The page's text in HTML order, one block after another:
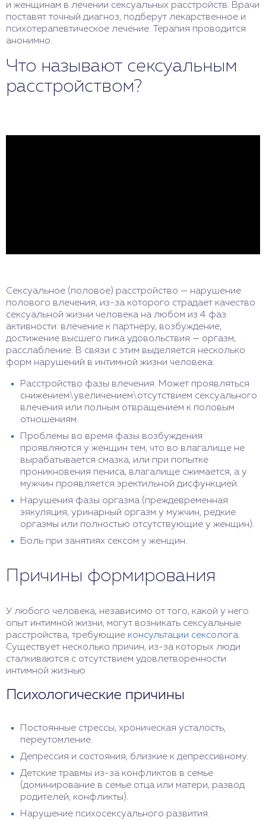
и женщинам в лечении сексуальных расстройств. Врачи
поставят точный диагноз, подберут лекарственное и
психотерапевтическое лечение. Терапия проводится
анонимно.
Что называют сексуальным
расстройством?
Сексуальное (половое) расстройство — нарушение
полового влечения, из-за которого страдает качество
сексуальной жизни человека на любом из 4 фаз
активности: влечение к партнеру, возбуждение,
достижение высшего пика удовольствия — оргазм,
расслабление. В связи с этим выделяется несколько
форм нарушений в интимной жизни человека:
Расстройство фазы влечения. Может проявляться
снижением\увеличением\отсутствием сексуального
влечения или полным отвращением к половым
отношениям.
Проблемы во время фазы возбуждения
проявляются у женщин тем, что во влагалище не
вырабатывается смазка, или при попытке
проникновения пениса, влагалище сжимается, а у
мужчин проявляется эректильной дисфункцией.
Нарушения фазы оргазма (преждевременная
эякуляция, уринарный оргазм у мужчин, редкие
оргазмы или полностью отсутствующие у женщин).
Боль при занятиях сексом у женщин.
Причины формирования
У любого человека, независимо от того, какой у него
опыт интимной жизни, могут возникать сексуальные
расстройства, требующие консультации сексолога.
Существует несколько причин, из-за которых люди
сталкиваются с отсутствием удовлетворенности
интимной жизнью
Психологические причины
Постоянные стрессы, хроническая усталость,
переутомление.
Депрессия и состояния, близкие к депрессивному.
Детские травмы из-за конфликтов в семье
(доминирование в семье отца или матери, развод
родителей, конфликты).
Нарушение психосексуального развития.